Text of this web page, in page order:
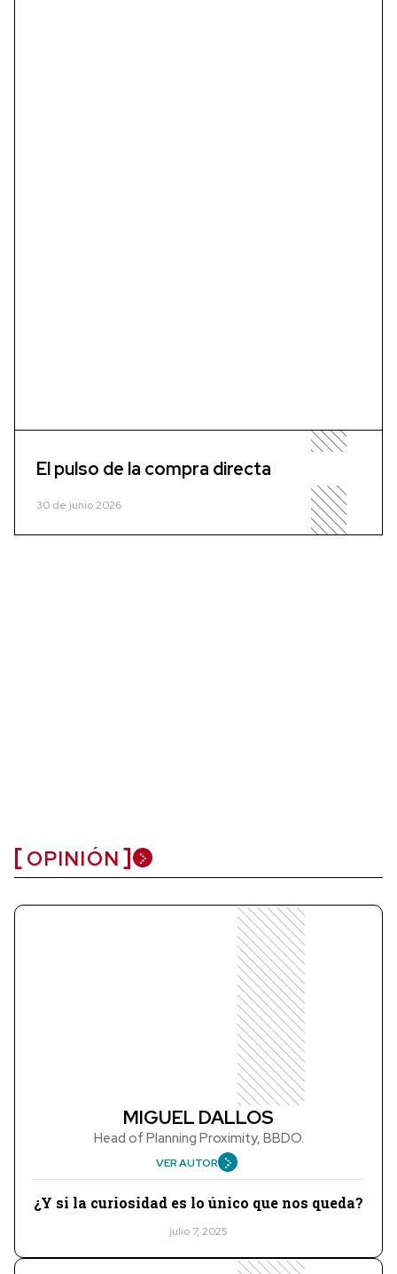
El pulso de la compra directa
30 de junio 2026
OPINIÓN
MIGUEL DALLOS
Head of Planning Proximity, BBDO.
VER AUTOR
¿Y si la curiosidad es lo único que nos queda?
julio 7, 2025